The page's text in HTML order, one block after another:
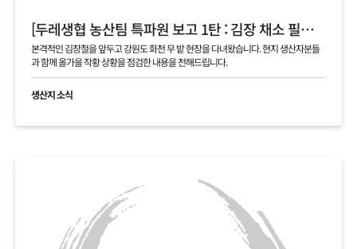
[두레생협 농산팀 특파원 보고 1탄 : 김장 채소 필지 점검 현황 공유]
본격적인 김장철을 앞두고 강원도 화천 무 밭 현장을 다녀왔습니다. 현지 생산자분들
과 함께 올가을 작황 상황을 점검한 내용을 전해드립니다.
생산지 소식